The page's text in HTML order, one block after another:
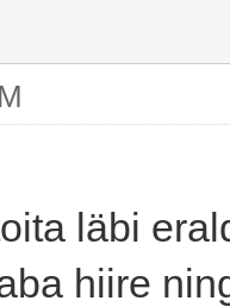
läbi
hiire